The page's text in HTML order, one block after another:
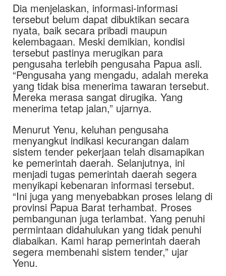
Dia menjelaskan, informasi-informasi
tersebut belum dapat dibuktikan secara
nyata, baik secara pribadi maupun
kelembagaan. Meski demikian, kondisi
tersebut pastinya merugikan para
pengusaha terlebih pengusaha Papua asli.
“Pengusaha yang mengadu, adalah mereka
yang tidak bisa menerima tawaran tersebut.
Mereka merasa sangat dirugika. Yang
menerima tetap jalan,” ujarnya.
Menurut Yenu, keluhan pengusaha
menyangkut indikasi kecurangan dalam
sistem tender pekerjaan telah disamapikan
ke pemerintah daerah. Selanjutnya, ini
menjadi tugas pemerintah daerah segera
menyikapi kebenaran informasi tersebut.
“Ini juga yang menyebabkan proses lelang di
provinsi Papua Barat terhambat. Proses
pembangunan juga terlambat. Yang penuhi
permintaan didahulukan yang tidak penuhi
diabaikan. Kami harap pemerintah daerah
segera membenahi sistem tender,” ujar
Yenu.